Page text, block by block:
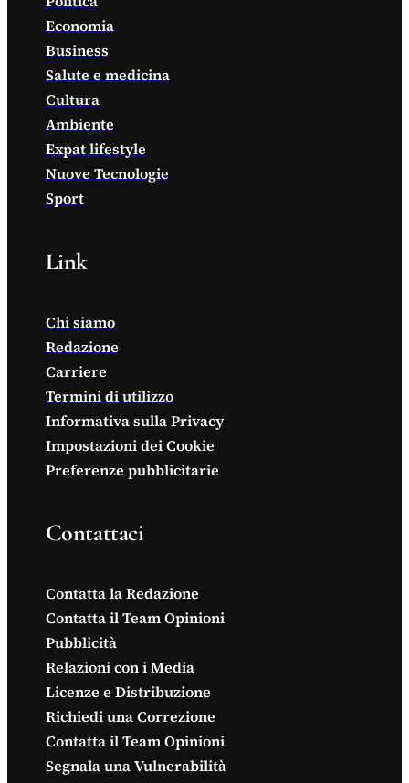
Economia
Business
Salute e medicina
Cultura
Ambiente
Expat lifestyle
Nuove Tecnologie
Sport
Link
Chi siamo
Redazione
Carriere
Termini di utilizzo
Informativa sulla Privacy
Impostazioni dei Cookie
Preferenze pubblicitarie
Contattaci
Contatta la Redazione
Contatta il Team Opinioni
Pubblicità
Relazioni con i Media
Licenze e Distribuzione
Richiedi una Correzione
Contatta il Team Opinioni
Segnala una Vulnerabilità